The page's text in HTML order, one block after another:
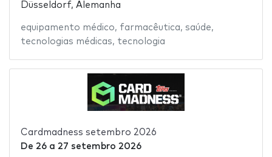
Düsseldorf, Alemanha
equipamento médico, farmacêutica, saúde,
tecnologias médicas, tecnologia
Cardmadness setembro 2026
De 26a 27 setembro 2026